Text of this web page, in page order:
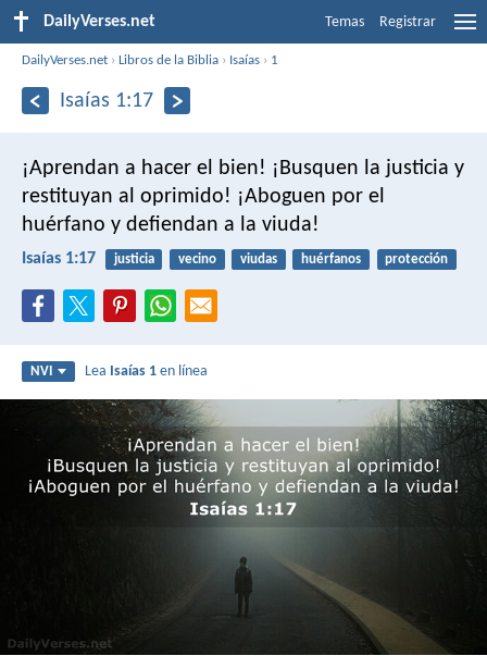
DailyVerses.net Temas Registrar
DailyVerses.net ›Libros de la Biblia › Isaías › 1
Isaías 1:17
¡Aprendan a hacer el bien! ¡Busquen la justicia y
restituyan al oprimido! ¡Aboguen por el
huérfano y defiendan a la viuda!
Isaías 1:17 justicia vecino viudas huérfanos protección
NVI Lea Isaías 1 en línea